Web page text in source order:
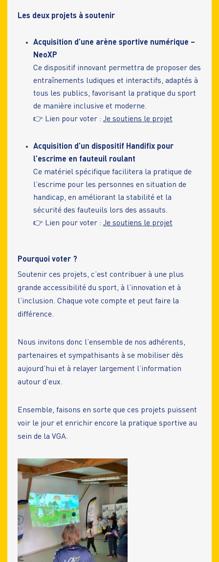
Les deux projets à soutenir
Acquisition d’une arène sportive numérique –
NeoXP
Ce dispositif innovant permettra de proposer des
entraînements ludiques et interactifs, adaptés à
tous les publics, favorisant la pratique du sport
de manière inclusive et moderne.
👉 Lien pour voter : Je soutiens le projet
Acquisition d’un dispositif Handifix pour
l’escrime en fauteuil roulant
Ce matériel spécifique facilitera la pratique de
l’escrime pour les personnes en situation de
handicap, en améliorant la stabilité et la
sécurité des fauteuils lors des assauts.
👉 Lien pour voter : Je soutiens le projet
Pourquoi voter ?
Soutenir ces projets, c’est contribuer à une plus
grande accessibilité du sport, à l’innovation et à
l’inclusion. Chaque vote compte et peut faire la
différence.
Nous invitons donc l’ensemble de nos adhérents,
partenaires et sympathisants à se mobiliser dès
aujourd’hui et à relayer largement l’information
autour d’eux.
Ensemble, faisons en sorte que ces projets puissent
voir le jour et enrichir encore la pratique sportive au
sein de la VGA.